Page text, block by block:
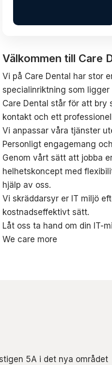
Välkommen till Care
Vi på Care Dental har stor
specialinriktning som
Care Dental står för att bry
kontakt och ett
Vi anpassar våra tjänster
Personligt engagemang
Genom vårt sätt att jobba
helhetskoncept med
hjälp av oss.
Vi skräddarsyr er IT miljö
kostnadseffektivt sätt.
Låt oss ta hand om din IT-
We care more
5A i det nya området